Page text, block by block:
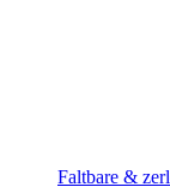
Faltbare &